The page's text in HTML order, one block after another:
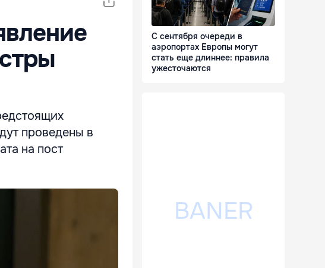
проведены в
на пост
С сентября очереди в
аэропортах Европы могут
стать еще длиннее: правила
ужесточаются